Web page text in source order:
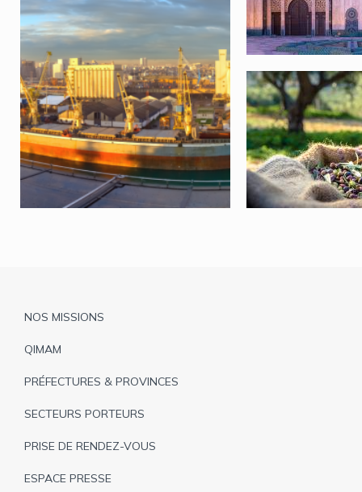
Pied
de
page
NOS MISSIONS
QIMAM
PRÉFECTURES & PROVINCES
SECTEURS PORTEURS
PRISE DE RENDEZ-VOUS
ESPACE PRESSE